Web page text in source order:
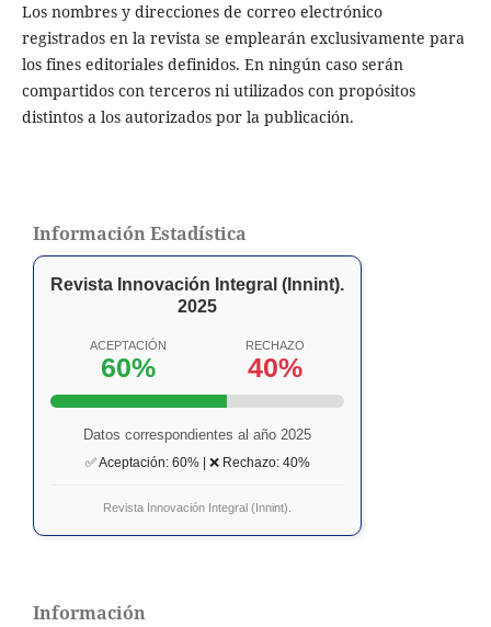
Los nombres y direcciones de correo electrónico
registrados en la revista se emplearán exclusivamente para
los fines editoriales definidos. En ningún caso serán
compartidos con terceros ni utilizados con propósitos
distintos a los autorizados por la publicación.
Información Estadística
Revista Innovación Integral (Innint).
2025
ACEPTACIÓN
60%
RECHAZO
40%
Datos correspondientes al año 2025
✅ Aceptación: 60% | ❌ Rechazo: 40%
Revista Innovación Integral (Innint).
Información